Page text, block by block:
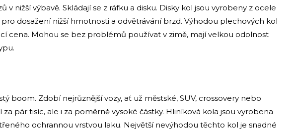
v nižší výbavě. Skládají se z ráfku a disku. Disky kol jsou vyrobeny z ocele
dosažení nižší hmotnosti a odvětrávání brzd. Výhodou plechových kol
cena. Mohou se bez problémů používat v zimě, mají velkou odolnost
boom. Zdobí nejrůznější vozy, ať už městské, SUV, crossovery nebo
za pár tisíc, ale i za poměrně vysoké částky. Hliníková kola jsou vyrobena
ochrannou vrstvou laku. Největší nevýhodou těchto kol je snadné